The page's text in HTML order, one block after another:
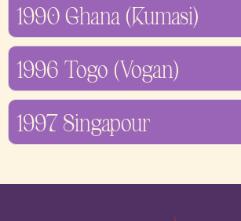
1990 Ghana (Kumasi)
1996 Togo (Vogan)
1997 Singapour